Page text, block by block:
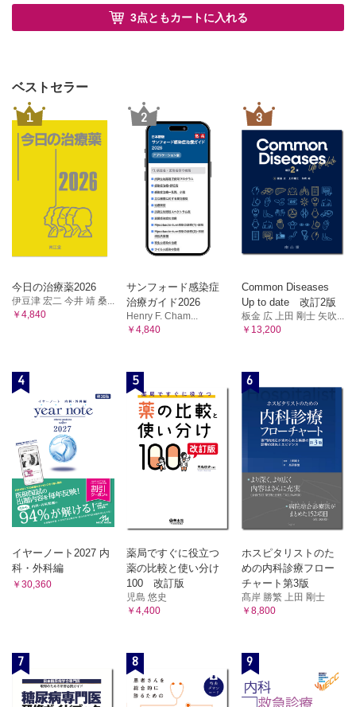
VIII 体表領域（乳腺）
1 乳房解剖
2 正常超音波像と基本走査
4 疾患各論
IX 体表領域（頸動脈，末梢血管）
A 血管エコーの基本
1 解剖
2 正常超音波像と基本走査
3 超音波所見の評価法
2 正常超音波像と基本走査
3 疾患各論
D 下肢静脈
1 解剖
2 正常超音波像と基本走査
3 疾患各論
X 小児科領域
2 疾患各論
XI 救急医学領域
A FASTとE-FAST
B 気道超音波検査
1 正常超音波像と基本走査
3点ともカートに入れる
ベストセラー
1
今日の治療薬2026
伊豆津 宏二 今井 靖 桑...
￥4,840
2
サンフォード感染症
治療ガイド2026
Henry F. Cham...
￥4,840
3
Common Diseases
Up to date 改訂2版
板金 広 上田 剛士 矢吹...
￥13,200
4
イヤーノート2027 内
科・外科編
￥30,360
5
薬局ですぐに役立つ
薬の比較と使い分け
100 改訂版
児島 悠史
￥4,400
6
ホスピタリストのた
めの内科診療フロー
チャート第3版
髙岸 勝繁 上田 剛士
￥8,800
7 8 9